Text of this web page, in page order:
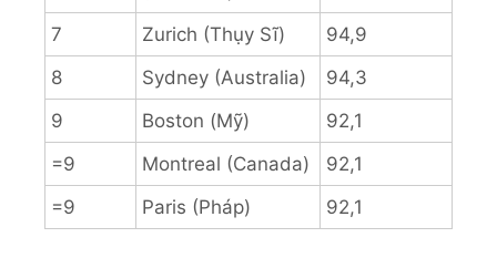
7 Zurich (Thụy Sĩ)
94,9
8
Sydney (Australia)
94,3
9
Boston (Mỹ)
92,1
=9
Montreal (Canada)
92,1
=9
Paris (Pháp) 92,1